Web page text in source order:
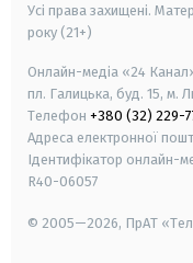
Усі права захищені.
року (21+)
Онлайн-медіа «24
пл. Галицька, буд. 15, м.
Телефон +380 (32) 229-
Адреса електронної
Ідентифікатор онлайн-
R40-06057
© 2005—2026, ПрАТ